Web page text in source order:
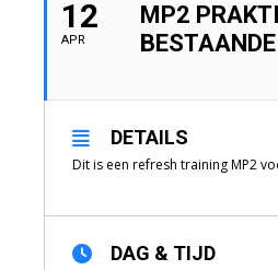
12
APR
MP2
DETAILS
Dit is een refresh training MP2
DAG & TIJD